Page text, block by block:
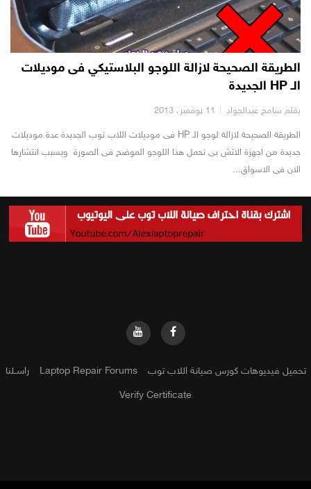
الطريقة الصحيحة لازالة اللوجو البلاستيكي فى موديلات
الـ HP الجديدة
بقلم سامح عبدالجواد 11 نوفمبر، 2013
الطريقة الصحيحة لازالة لوجو الـ HP فى موديلات اللاب توب الجديدة عدة موديلات
جديدة من اجهزة الاتش بى تحمل هذا اللوجو الموضح فى الصورة وبسبب انتشارها
الان فى الاسواق...
تحميل فيديوهات كورس صيانة اللاب توب Laptop Repair Forums راســلنا
Verify Certificate